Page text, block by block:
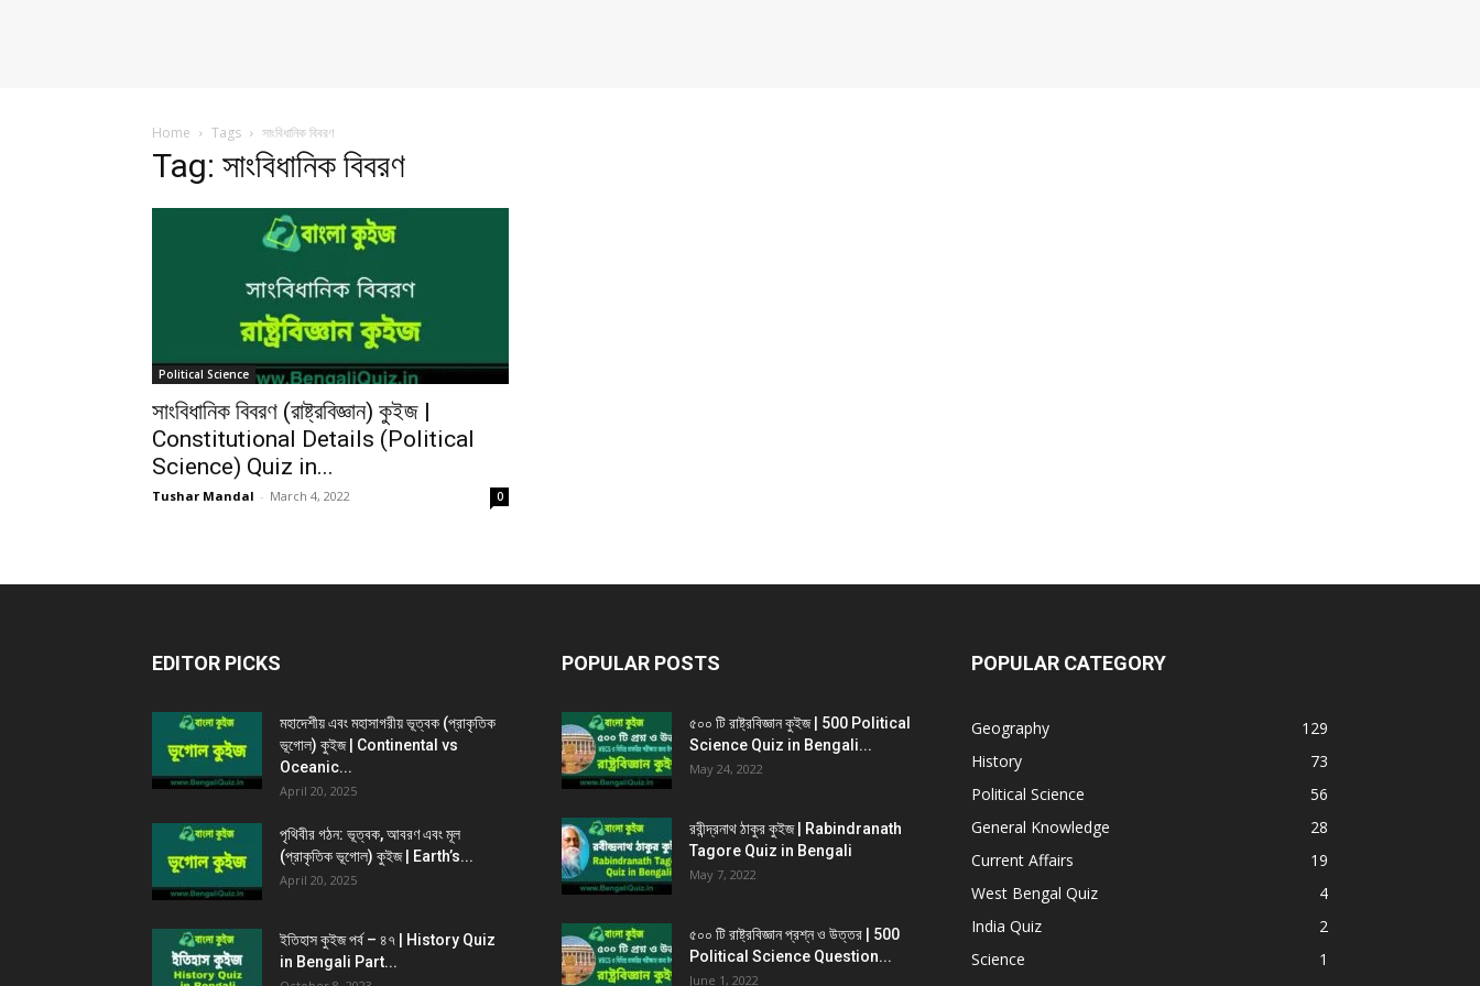
Home Tags সাংবিধানিক বিবরণ
Tag: সাংবিধানিক বিবরণ
Political Science
সাংবিধানিক বিবরণ (রাষ্ট্রবিজ্ঞান) কুইজ |
Constitutional Details (Political
Science) Quiz in...
Tushar Mandal - March 4, 2022 0
EDITOR PICKS
মহাদেশীয় এবং মহাসাগরীয় ভূত্বক (প্রাকৃতিক
ভূগোল) কুইজ | Continental vs
Oceanic...
April 20, 2025
পৃথিবীর গঠন: ভূত্বক, আবরণ এবং মূল
(প্রাকৃতিক ভূগোল) কুইজ | Earth’s...
April 20, 2025
ইতিহাস কুইজ পর্ব – ৪৭ | History Quiz
in Bengali Part...
POPULAR POSTS
৫০০ টি রাষ্ট্রবিজ্ঞান কুইজ | 500 Political
Science Quiz in Bengali...
May 24, 2022
রবীন্দ্রনাথ ঠাকুর কুইজ | Rabindranath
Tagore Quiz in Bengali
May 7, 2022
৫০০ টি রাষ্ট্রবিজ্ঞান প্রশ্ন ও উত্তর | 500
Political Science Question...
June 1, 2022
POPULAR CATEGORY
Geography
129
History
73
Political Science
56
General Knowledge
28
Current Affairs
19
West Bengal Quiz
4
India Quiz
2
Science
1